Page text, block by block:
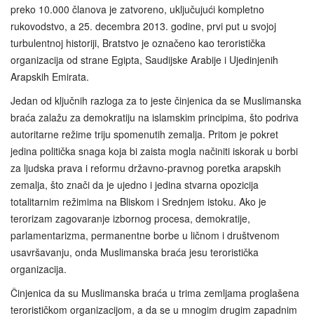
preko 10.000 članova je zatvoreno, uključujući kompletno
rukovodstvo, a 25. decembra 2013. godine, prvi put u svojoj
turbulentnoj historiji, Bratstvo je označeno kao teroristička
organizacija od strane Egipta, Saudijske Arabije i Ujedinjenih
Arapskih Emirata.
Jedan od ključnih razloga za to jeste činjenica da se Muslimanska
braća zalažu za demokratiju na islamskim principima, što podriva
autoritarne režime triju spomenutih zemalja. Pritom je pokret
jedina politička snaga koja bi zaista mogla načiniti iskorak u borbi
za ljudska prava i reformu državno-pravnog poretka arapskih
zemalja, što znači da je ujedno i jedina stvarna opozicija
totalitarnim režimima na Bliskom i Srednjem istoku. Ako je
terorizam zagovaranje izbornog procesa, demokratije,
parlamentarizma, permanentne borbe u ličnom i društvenom
usavršavanju, onda Muslimanska braća jesu teroristička
organizacija.
Činjenica da su Muslimanska braća u trima zemljama proglašena
terorističkom organizacijom, a da se u mnogim drugim zapadnim